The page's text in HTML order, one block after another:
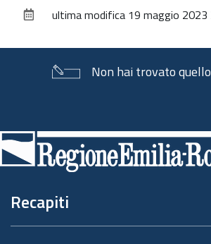
documentoultima modifica 19 maggio 2023
Non hai trovato
di
pagina
Recapiti